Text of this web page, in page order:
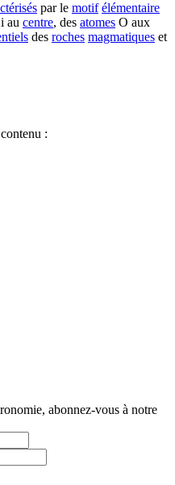
par le motif élémentaire
au centre, des atomes O aux
des roches magmatiques et
:
abonnez-vous à notre